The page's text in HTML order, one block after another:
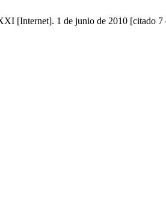
[Internet]. 1 de junio de 2010 [citado 7